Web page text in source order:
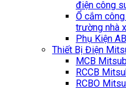
điện công
Ổ cắm
trường nhà
Phụ Kiện
Thiết Bị Điện
MCB
RCCB
RCBO